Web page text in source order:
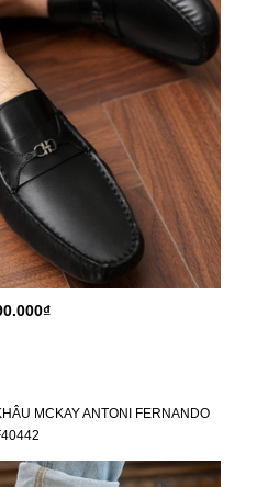
MCKAY ANTONI FERNANDO